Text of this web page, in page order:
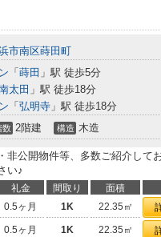
市南区蒔田町
「 蒔田 」駅 徒歩5分
太田 」駅 徒歩18分
「 弘明寺 」駅 徒歩18分
数 2階建 構造 木造
非公開物件等、多数ご紹介して
い♪
礼金 間取り 面積
0.5ヶ月 1K 22.35㎡
0.5ヶ月 1K 22.35㎡